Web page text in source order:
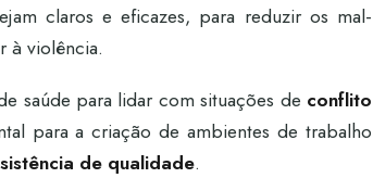
claros e eficazes, para reduzir os mal-
à violência.
saúde para lidar com situações de conflito
para a criação de ambientes de trabalho
de qualidade.